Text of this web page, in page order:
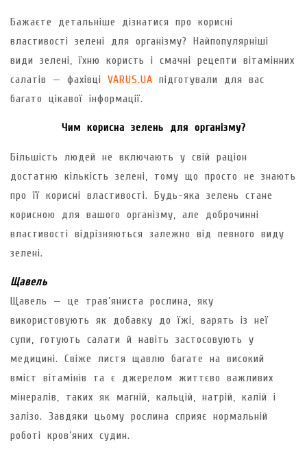
Бажаєте детальніше дізнатися про корисні
властивості зелені для організму? Найпопулярніші
види зелені, їхню користь і смачні рецепти вітамінних
салатів — фахівці VARUS.UA підготували для вас
багато цікавої інформації.
Чим корисна зелень для організму?
Більшість людей не включають у свій раціон
достатню кількість зелені, тому що просто не знають
про її корисні властивості. Будь-яка зелень стане
корисною для вашого організму, але доброчинні
властивості відрізняються залежно від певного виду
зелені.
Щавель
Щавель — це трав’яниста рослина, яку
використовують як добавку до їжі, варять із неї
супи, готують салати й навіть застосовують у
медицині. Свіже листя щавлю багате на високий
вміст вітамінів та є джерелом життєво важливих
мінералів, таких як магній, кальцій, натрій, калій і
залізо. Завдяки цьому рослина сприяє нормальній
роботі кров’яних судин.